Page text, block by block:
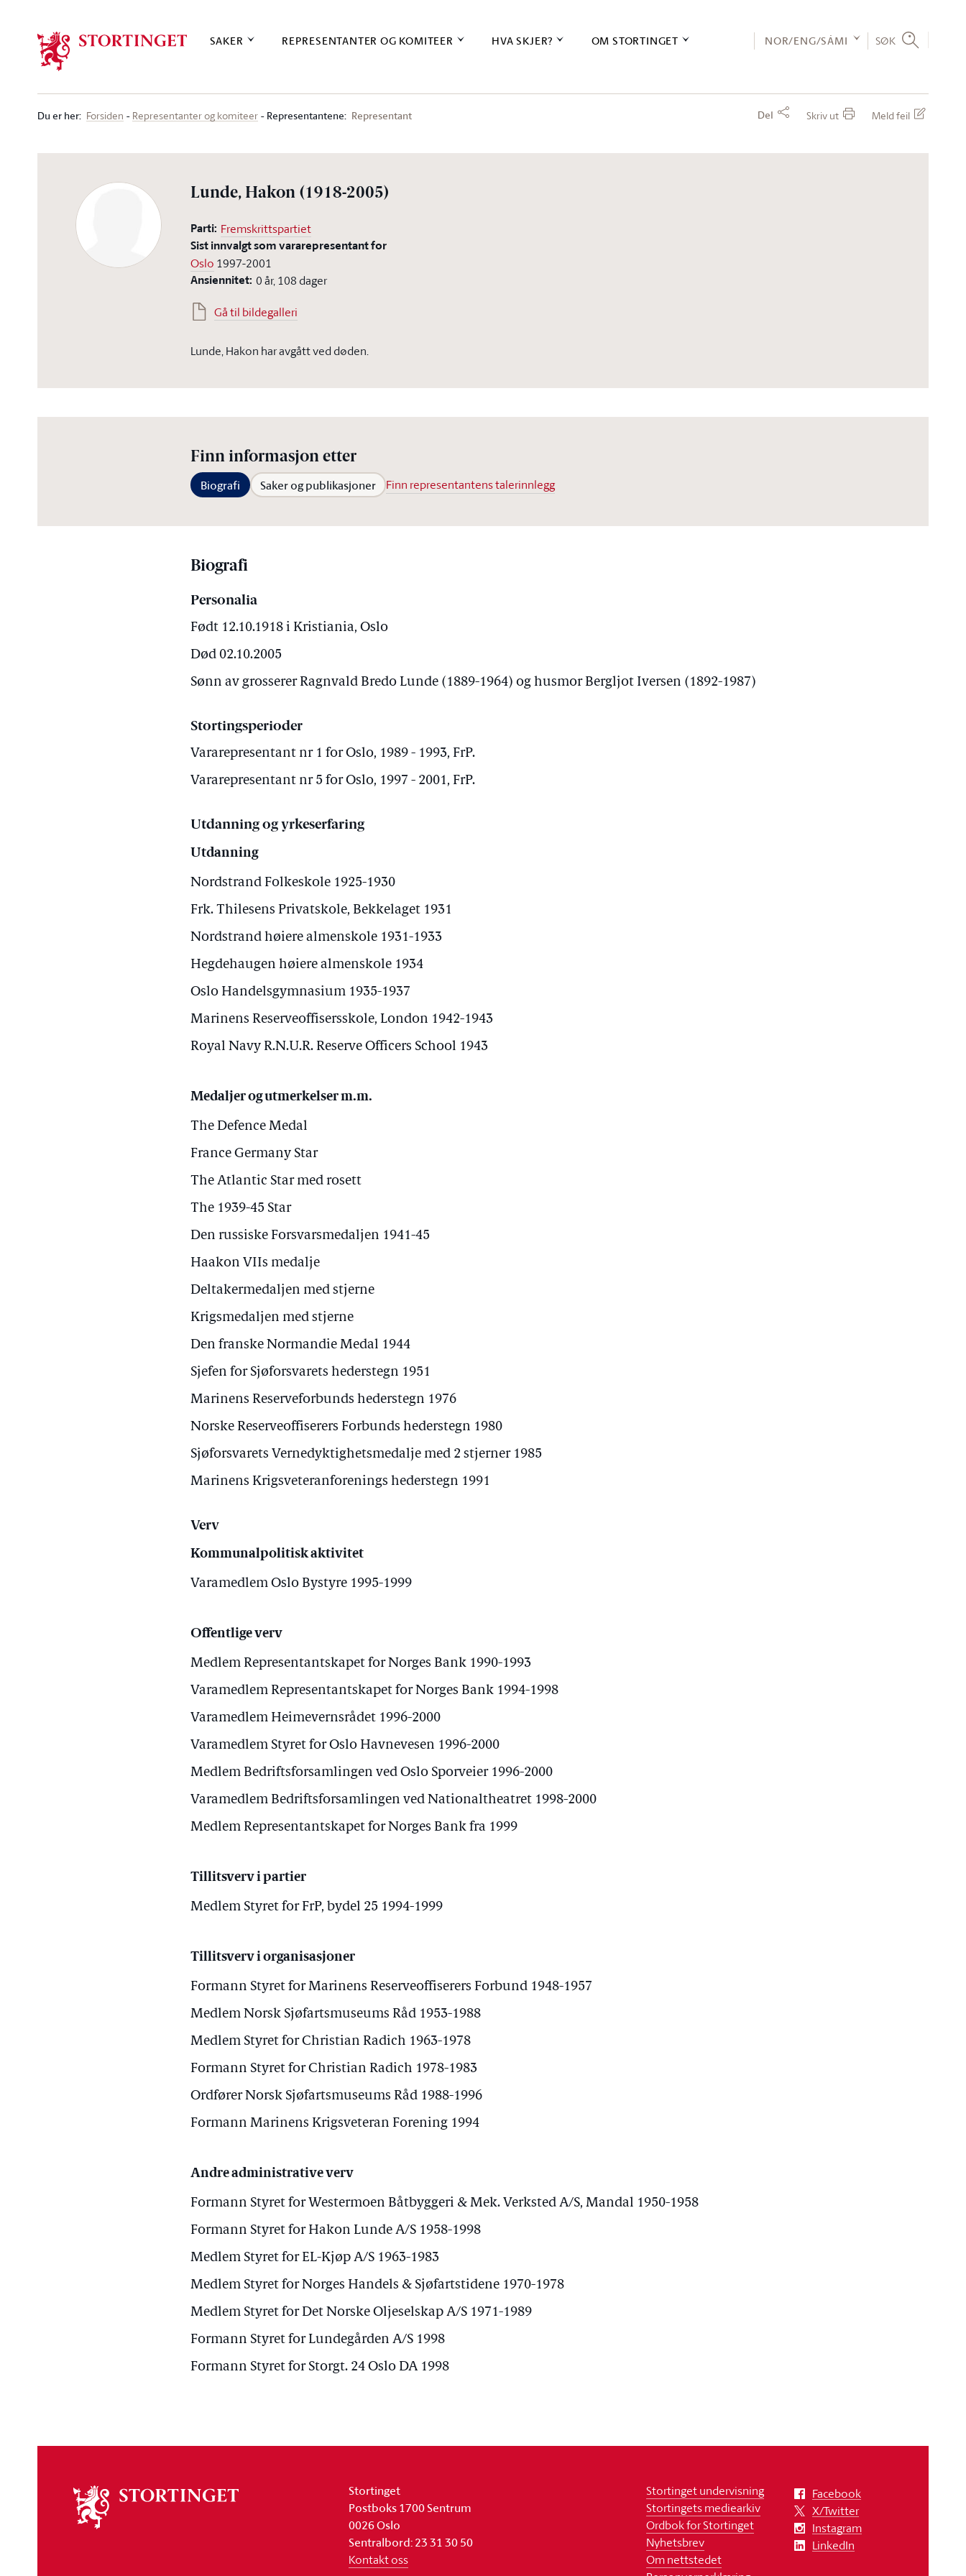
SAKER REPRESENTANTER OG KOMITEER HVA SKJER? OM STORTINGET NOR/ENG/SÁMI SØK
Du er her: Forsiden Representanter og komiteer Representantene: Representant Del Skriv ut Meld feil
Lunde, Hakon (1918-2005)
Parti: Fremskrittspartiet
Sist innvalgt som vararepresentant for
Oslo 1997-2001
Ansiennitet: 0 år, 108 dager
Gå til bildegalleri
Lunde, Hakon har avgått ved døden.
Finn informasjon etter
Biografi Saker og publikasjoner Finn representantens talerinnlegg
Biografi
Personalia
Født 12.10.1918 i Kristiania, Oslo
Død 02.10.2005
Sønn av grosserer Ragnvald Bredo Lunde (1889-1964) og husmor Bergljot Iversen (1892-1987)
Stortingsperioder
Vararepresentant nr 1 for Oslo, 1989 - 1993, FrP.
Vararepresentant nr 5 for Oslo, 1997 - 2001, FrP.
Utdanning og yrkeserfaring
Utdanning
Nordstrand Folkeskole 1925-1930
Frk. Thilesens Privatskole, Bekkelaget 1931
Nordstrand høiere almenskole 1931-1933
Hegdehaugen høiere almenskole 1934
Oslo Handelsgymnasium 1935-1937
Marinens Reserveoffisersskole, London 1942-1943
Royal Navy R.N.U.R. Reserve Officers School 1943
Medaljer og utmerkelser m.m.
The Defence Medal
France Germany Star
The Atlantic Star med rosett
The 1939-45 Star
Den russiske Forsvarsmedaljen 1941-45
Haakon VIIs medalje
Deltakermedaljen med stjerne
Krigsmedaljen med stjerne
Den franske Normandie Medal 1944
Sjefen for Sjøforsvarets hederstegn 1951
Marinens Reserveforbunds hederstegn 1976
Norske Reserveoffiserers Forbunds hederstegn 1980
Sjøforsvarets Vernedyktighetsmedalje med 2 stjerner 1985
Marinens Krigsveteranforenings hederstegn 1991
Verv
Kommunalpolitisk aktivitet
Varamedlem Oslo Bystyre 1995-1999
Offentlige verv
Medlem Representantskapet for Norges Bank 1990-1993
Varamedlem Representantskapet for Norges Bank 1994-1998
Varamedlem Heimevernsrådet 1996-2000
Varamedlem Styret for Oslo Havnevesen 1996-2000
Medlem Bedriftsforsamlingen ved Oslo Sporveier 1996-2000
Varamedlem Bedriftsforsamlingen ved Nationaltheatret 1998-2000
Medlem Representantskapet for Norges Bank fra 1999
Tillitsverv i partier
Medlem Styret for FrP, bydel 25 1994-1999
Tillitsverv i organisasjoner
Formann Styret for Marinens Reserveoffiserers Forbund 1948-1957
Medlem Norsk Sjøfartsmuseums Råd 1953-1988
Medlem Styret for Christian Radich 1963-1978
Formann Styret for Christian Radich 1978-1983
Ordfører Norsk Sjøfartsmuseums Råd 1988-1996
Formann Marinens Krigsveteran Forening 1994
Andre administrative verv
Formann Styret for Westermoen Båtbyggeri & Mek. Verksted A/S, Mandal 1950-1958
Formann Styret for Hakon Lunde A/S 1958-1998
Medlem Styret for EL-Kjøp A/S 1963-1983
Medlem Styret for Norges Handels & Sjøfartstidene 1970-1978
Medlem Styret for Det Norske Oljeselskap A/S 1971-1989
Formann Styret for Lundegården A/S 1998
Formann Styret for Storgt. 24 Oslo DA 1998
stortinget
Stortinget
Postboks 1700 Sentrum
0026 Oslo
Sentralbord: 23 31 30 50
Kontakt oss
Stortinget undervisning
Stortingets mediearkiv
Ordbok for Stortinget
Nyhetsbrev
Om nettstedet
Facebook
X/Twitter
Instagram
LinkedIn